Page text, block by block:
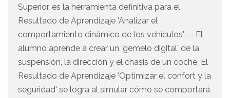
Superior, es la herramienta definitiva para el
Resultado de Aprendizaje 'Analizar el
comportamiento dinámico de los vehículos' . - El
alumno aprende a crear un 'gemelo digital' de la
suspensión, la dirección y el chasis de un coche. El
Resultado de Aprendizaje 'Optimizar el confort y la
seguridad' se logra al simular cómo se comportará